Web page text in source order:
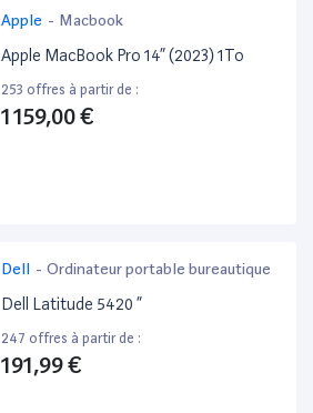
Apple - Macbook
Apple MacBook Pro 14” (2023) 1To
253 offres à partir de :
1 159,00 €
Dell - Ordinateur portable bureautique
Dell Latitude 5420 ”
247 offres à partir de :
191,99 €